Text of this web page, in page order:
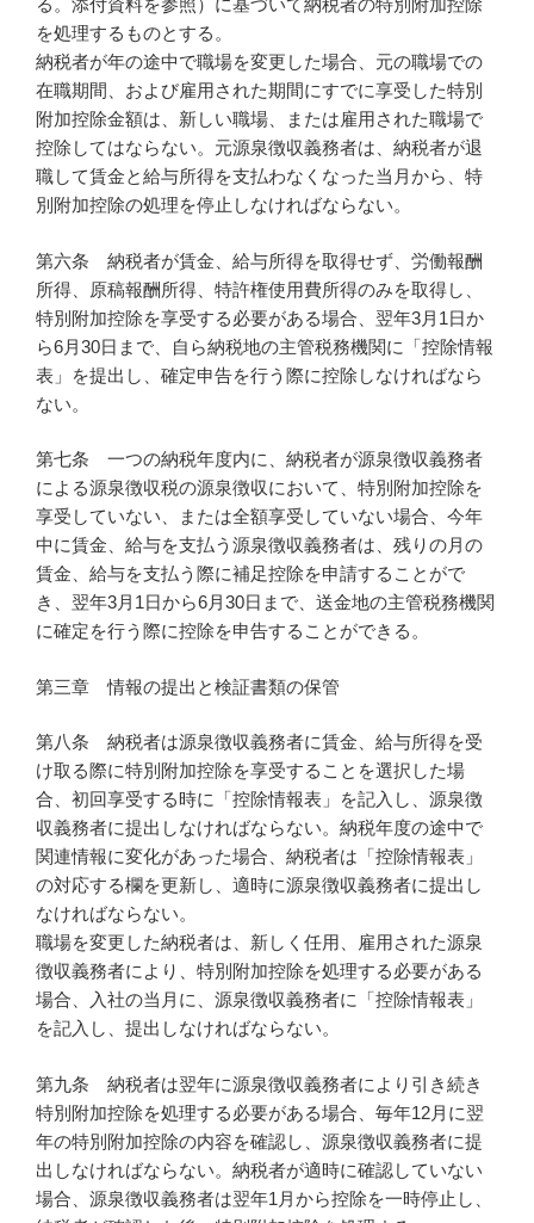
る。添付資料を参照）に基づいて納税者の特別附加控除
を処理するものとする。
納税者が年の途中で職場を変更した場合、元の職場での
在職期間、および雇用された期間にすでに享受した特別
附加控除金額は、新しい職場、または雇用された職場で
控除してはならない。元源泉徴収義務者は、納税者が退
職して賃金と給与所得を支払わなくなった当月から、特
別附加控除の処理を停止しなければならない。
第六条 納税者が賃金、給与所得を取得せず、労働報酬
所得、原稿報酬所得、特許権使用費所得のみを取得し、
特別附加控除を享受する必要がある場合、翌年3月1日か
ら6月30日まで、自ら納税地の主管税務機関に「控除情報
表」を提出し、確定申告を行う際に控除しなければなら
ない。
第七条 一つの納税年度内に、納税者が源泉徴収義務者
による源泉徴収税の源泉徴収において、特別附加控除を
享受していない、または全額享受していない場合、今年
中に賃金、給与を支払う源泉徴収義務者は、残りの月の
賃金、給与を支払う際に補足控除を申請することがで
き、翌年3月1日から6月30日まで、送金地の主管税務機関
に確定を行う際に控除を申告することができる。
第三章 情報の提出と検証書類の保管
第八条 納税者は源泉徴収義務者に賃金、給与所得を受
け取る際に特別附加控除を享受することを選択した場
合、初回享受する時に「控除情報表」を記入し、源泉徴
収義務者に提出しなければならない。納税年度の途中で
関連情報に変化があった場合、納税者は「控除情報表」
の対応する欄を更新し、適時に源泉徴収義務者に提出し
なければならない。
職場を変更した納税者は、新しく任用、雇用された源泉
徴収義務者により、特別附加控除を処理する必要がある
場合、入社の当月に、源泉徴収義務者に「控除情報表」
を記入し、提出しなければならない。
第九条 納税者は翌年に源泉徴収義務者により引き続き
特別附加控除を処理する必要がある場合、毎年12月に翌
年の特別附加控除の内容を確認し、源泉徴収義務者に提
出しなければならない。納税者が適時に確認していない
場合、源泉徴収義務者は翌年1月から控除を一時停止し、